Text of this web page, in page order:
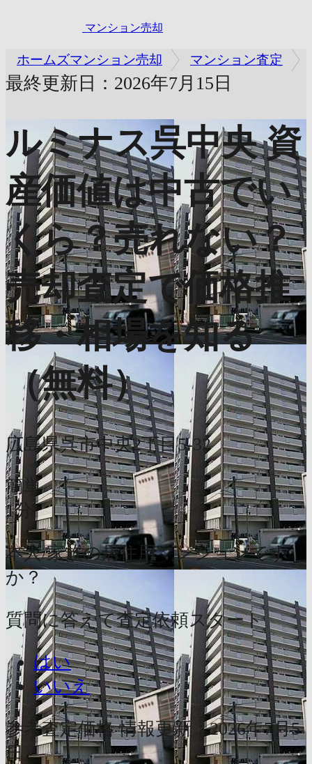
マンション売却
ホームズマンション売却 マンション査定
最終更新日：2026年7月15日
ルミナス呉中央 資
産価値は中古でい
くら？売れない？
売却査定で価格推
移・相場を知る
（無料）
広島県呉市中央2丁目5-32
簡単
1分
本人/家族の居住用マンションです
か？
質問に答えて査定依頼スタート
はい
いいえ
参考査定価格 情報更新：2026年7月5
日